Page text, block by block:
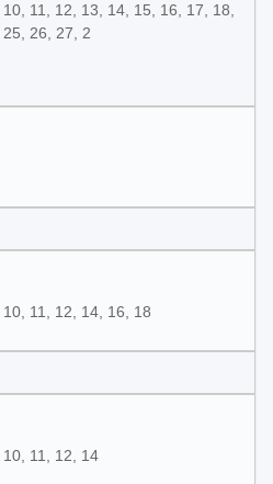
11, 12, 13, 14, 15, 16, 17, 18,
26, 27, 2
11, 12, 14, 16, 18
11, 12, 14